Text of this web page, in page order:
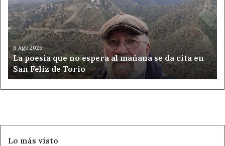
no
espera
al
mañana
se
da
cita
en
San
8 Ago 2026
La poesía que no espera al mañana se da cita en
San Feliz de Torío
Lo más visto